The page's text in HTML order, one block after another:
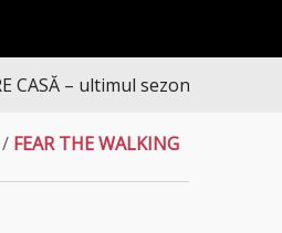
CASĂ – ultimul sezon te aduce la
/ FEAR THE WALKING